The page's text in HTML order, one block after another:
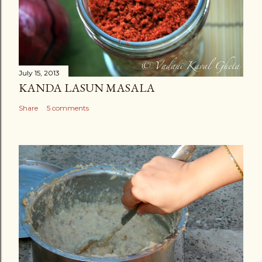
July 15, 2013
KANDA LASUN MASALA
Share 5 comments